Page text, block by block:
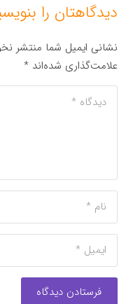
دیدگاهتان را
نشانی ایمیل شما منتشر
علامت‌گذاری شده‌اند*
فرستادن دیدگاه